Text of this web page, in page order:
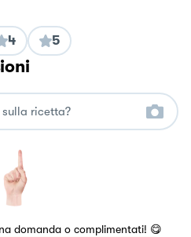
4 5
domanda o complimentati! 😋